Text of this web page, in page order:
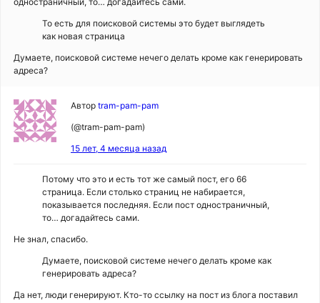
То есть для поисковой системы это будет выглядеть
как новая страница
Думаете, поисковой системе нечего делать кроме как генерировать
адреса?
Автор tram-pam-pam
(@tram-pam-pam)
15 лет, 4 месяца назад
Потому что это и есть тот же самый пост, его 66
страница. Если столько страниц не набирается,
показывается последняя. Если пост одностраничный,
то… догадайтесь сами.
Не знал, спасибо.
Думаете, поисковой системе нечего делать кроме как
генерировать адреса?
Да нет, люди генерируют. Кто-то ссылку на пост из блога поставил